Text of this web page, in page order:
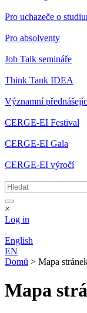
Pro uchazeče o
Pro absolventy
Job Talk semináře
Think Tank IDEA
Významní
CERGE-EI Festival
CERGE-EI Gala
CERGE-EI výročí
×
Log in
English
EN
Domů > Mapa
Mapa